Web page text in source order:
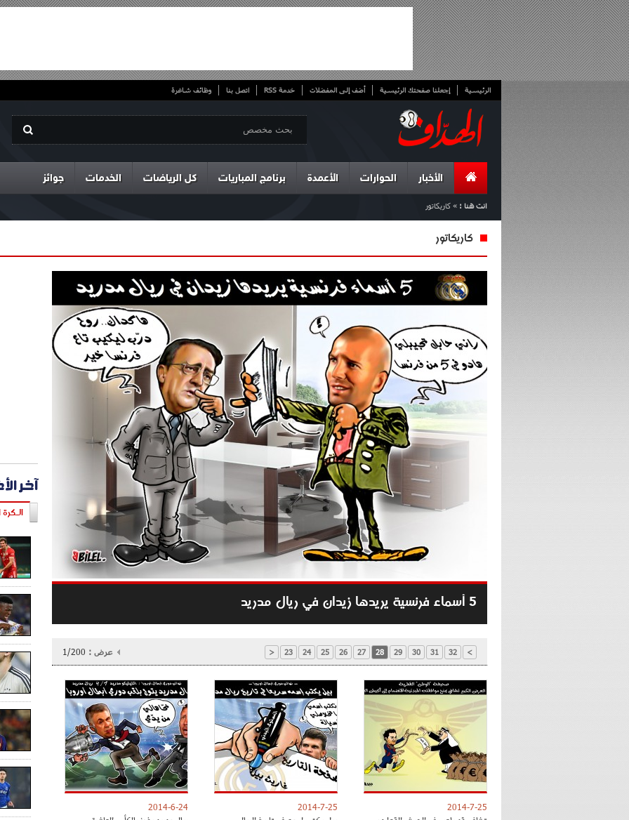
الرئيسية إجعلنا صفحتك الرئيسية أضف إلى المفضلات خدمة RSS اتصل بنا وظائف شاغرة
الأخبار الحوارات الأعمدة برنامج المباريات كل الرياضات الخدمات جوائز
انت هنا : » كاريكاتور
كاريكاتور
5 أسماء فرنسية يريدها زيدان في ريال مدريد
< 23 24 25 26 27 28 29 30 31 32 > عرض : 1/200
2014-7-25
2014-7-25
2014-6-24
آخر
الـكرة